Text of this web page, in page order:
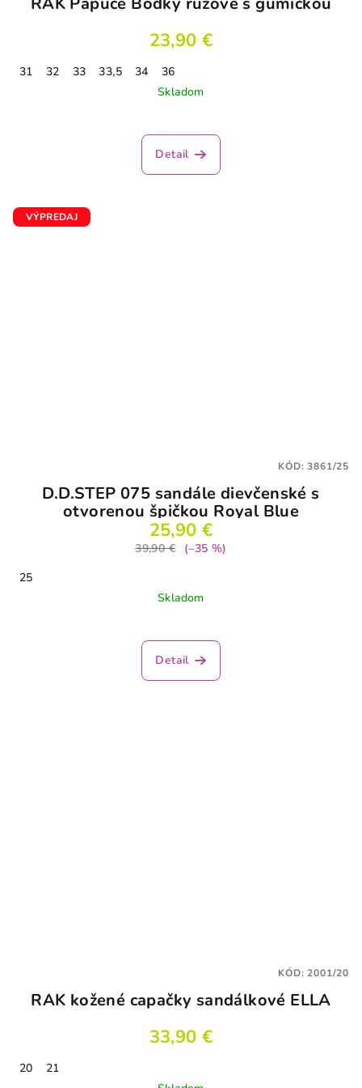
23,90 €
31 32 33 33,5 34
36
Skladom
Detail
VÝPREDAJ
D.D.STEP 075 sandále dievčenské s
otvorenou špičkou Royal Blue
25,90 €
39,90 €
(–35 %)
25
Skladom
Detail
KÓD:3861/25
RAK kožené capačky sandálkové ELLA
33,90 €
20
21
KÓD:2001/20